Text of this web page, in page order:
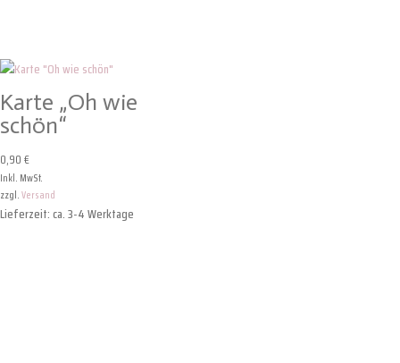
Karte „Oh wie
schön“
0,90€
Inkl. MwSt.
zzgl.Versand
Lieferzeit: ca. 3-4 Werktage